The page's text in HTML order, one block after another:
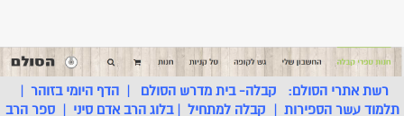
רשת אתרי הסולם: קבלה- בית מדרש הסולם |הדף היומי בזוהר |
תלמוד עשר הספירות | קבלה למתחיל |בלוג הרב אדם סיני |ספר הרב